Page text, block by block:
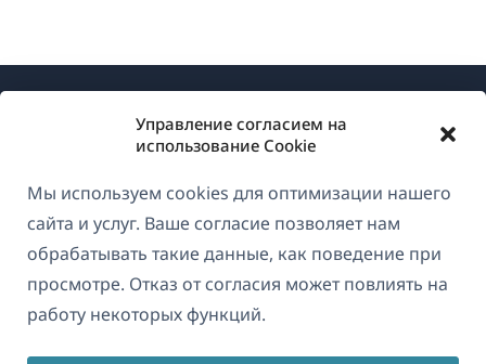
Управление согласием на
использование Cookie
Мы используем cookies для оптимизации нашего
сайта и услуг. Ваше согласие позволяет нам
обрабатывать такие данные, как поведение при
просмотре. Отказ от согласия может повлиять на
работу некоторых функций.
О WPML
GDPR и политика конфиденциальности
Присоединяйтесь к нашей команде
(открывается
в
в
в